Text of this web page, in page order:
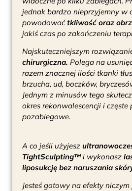
jednak bardzo nieprzyjemny w
powodowaćtkliwość oraz
jakiś czas po zakończeniu
Najskuteczniejszym
chirurgiczna. Polega na
razem znacznej ilości tkanki
brzucha, ud, boczków,
Jednym z minusów tego
okres rekonwalescencji i częste
pozabiegowe.
A co jeśli użyjesz
TightSculpting™i wykonasz
liposukcję bez naruszania
Jesteś gotowy na efekty